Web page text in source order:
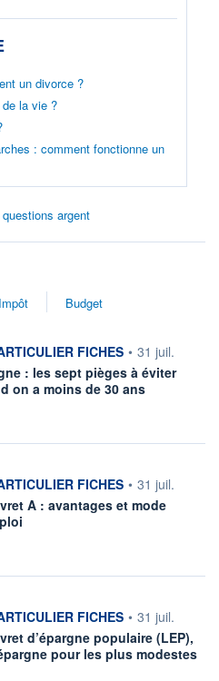
un divorce ?
la vie ?
: comment fonctionne un
argent
Impôt Budget
fournie parFICHES • 31 juil.
: les sept pièges à éviter
on a moins de 30 ans
fournie parFICHES • 31 juil.
A : avantages et mode
fournie parFICHES • 31 juil.
d’épargne populaire (LEP),
pour les plus modestes